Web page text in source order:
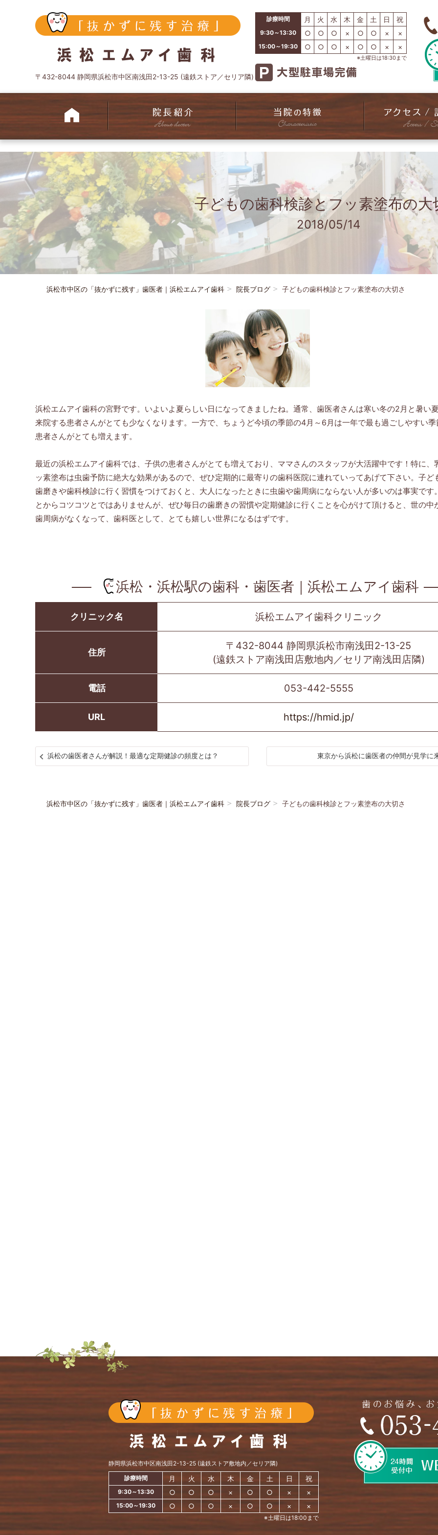
〒432-8044 静岡県浜松市中区南浅田2-13-25 (遠鉄ストア／セリア隣)
診療時間 月 火 水 木 金 土 日 祝
9:30～13:30 ○ ○ ○ × ○ ○ × ×
15:00～19:30 ○ ○ ○ × ○ ○ × ×
※土曜日は18:30まで
子どもの歯科検診とフッ素塗布の大
2018/05/14
浜松市中区の「抜かずに残す」歯医者｜浜松エムアイ歯科 院長ブログ 子どもの歯科検診とフッ素塗布の大切さ
浜松エムアイ歯科の宮野です。いよいよ夏らしい日になってきましたね。通常、歯医者さんは寒い冬の2月と暑い
来院する患者さんがとても少なくなります。一方で、ちょうど今頃の季節の4月～6月は一年で最も過ごしやすい
患者さんがとても増えます。
最近の浜松エムアイ歯科では、子供の患者さんがとても増えており、ママさんのスタッフが大活躍中です！特に、
ッ素塗布は虫歯予防に絶大な効果があるので、ぜひ定期的に最寄りの歯科医院に連れていってあげて下さい。子ど
歯磨きや歯科検診に行く習慣をつけておくと、大人になったときに虫歯や歯周病にならない人が多いのは事実です
とからコツコツとではありませんが、ぜひ毎日の歯磨きの習慣や定期健診に行くことを心がけて頂けると、世の中
歯周病がなくなって、歯科医として、とても嬉しい世界になるはずです。
浜松・浜松駅の歯科・歯医者｜浜松エムアイ歯科
クリニック名 浜松エムアイ歯科クリニック
住所
〒432-8044 静岡県浜松市南浅田2-13-25
(遠鉄ストア南浅田店敷地内／セリア南浅田店隣)
電話 053-442-5555
URL https://hmid.jp/
浜松の歯医者さんが解説！最適な定期健診の頻度とは？ 東京から浜松に歯医者の仲間が見学に
浜松市中区の「抜かずに残す」歯医者｜浜松エムアイ歯科 院長ブログ 子どもの歯科検診とフッ素塗布の大切さ
静岡県浜松市中区南浅田2-13-25 (遠鉄ストア敷地内／セリア隣)
診療時間
月 火 水 木 金 土 日 祝
9:30～13:30 ○ ○ ○ × ○ ○ × ×
15:00～19:30 ○ ○ ○ × ○ ○ × ×
※土曜日は18:00まで